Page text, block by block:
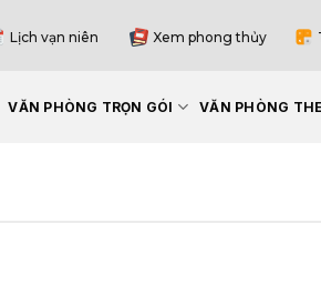
Lịch vạn niên Xem phong thủy
VĂN PHÒNG TRỌN GÓI VĂN PHÒNG